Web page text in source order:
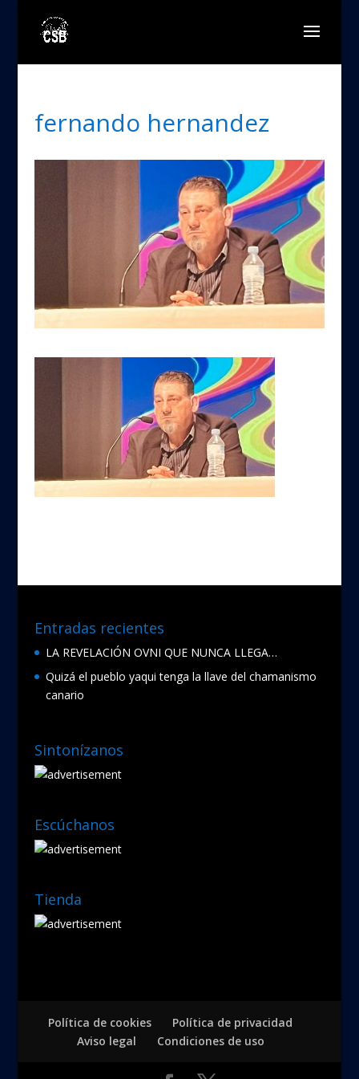
fernando hernandez
Entradas recientes
LA REVELACIÓN OVNI QUE NUNCA LLEGA…
Quizá el pueblo yaqui tenga la llave del chamanismo
canario
Sintonízanos
Escúchanos
Tienda
Política de cookies
Política de privacidad
Aviso legal
Condiciones de uso